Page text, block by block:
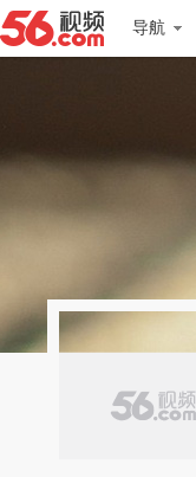
导航